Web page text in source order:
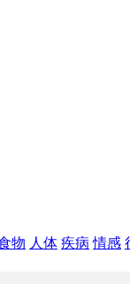
物 人体 疾病 情感